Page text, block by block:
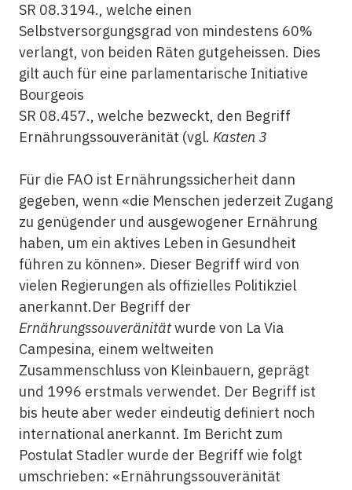
SR 08.3194., welche einen
Selbstversorgungsgrad von mindestens 60%
verlangt, von beiden Räten gutgeheissen. Dies
gilt auch für eine parlamentarische Initiative
Bourgeois
SR 08.457., welche bezweckt, den Begriff
Ernährungssouveränität (vgl. Kasten 3
Für die FAO ist Ernährungssicherheit dann
gegeben, wenn «die Menschen jederzeit Zugang
zu genügender und ausgewogener Ernährung
haben, um ein aktives Leben in Gesundheit
führen zu können». Dieser Begriff wird von
vielen Regierungen als offizielles Politikziel
anerkannt.Der Begriff der
Ernährungssouveränitätwurde von La Via
Campesina, einem weltweiten
Zusammenschluss von Kleinbauern, geprägt
und 1996 erstmals verwendet. Der Begriff ist
bis heute aber weder eindeutig definiert noch
international anerkannt. Im Bericht zum
Postulat Stadler wurde der Begriff wie folgt
umschrieben: «Ernährungssouveränität